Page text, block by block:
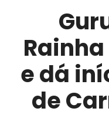
para
e dá
de